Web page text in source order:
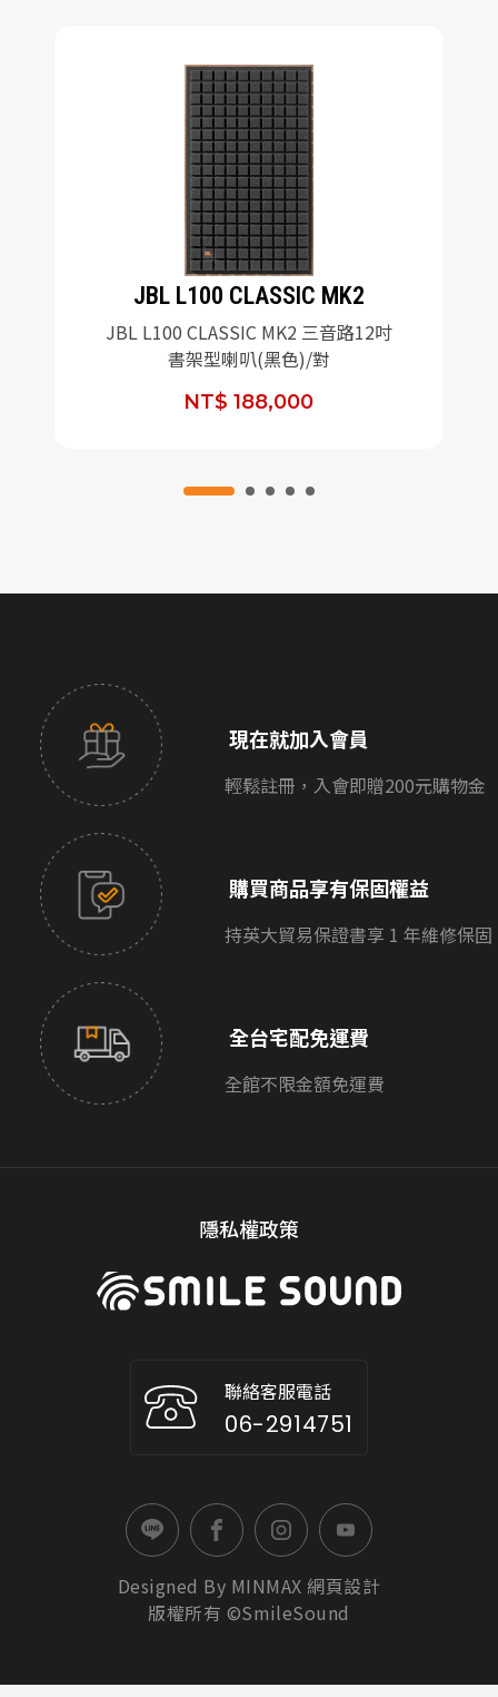
JBL L100 CLASSIC MK2
JBL L100 CLASSIC MK2 三音路12吋
書架型喇叭(黑色)/對
NT$ 188,000
現在就加入會員
輕鬆註冊，入會即贈200元購物金
購買商品享有保固權益
持英大貿易保證書享 1 年維修保固
全台宅配免運費
全館不限金額免運費
隱私權政策
聯絡客服電話
06-2914751
Designed By MINMAX 網頁設計
版權所有 ©SmileSound